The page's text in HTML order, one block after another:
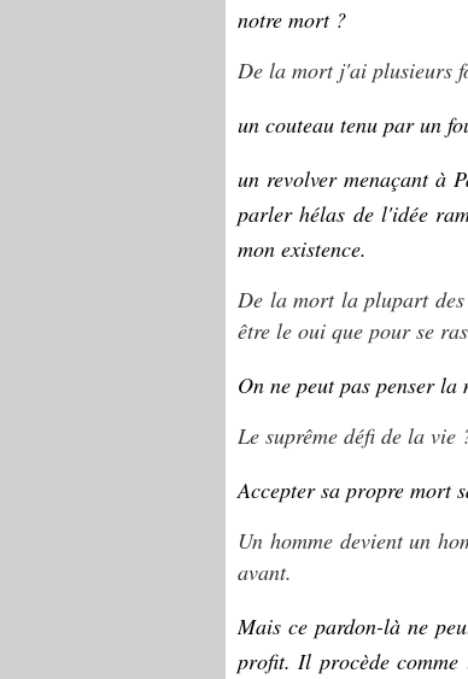
notre mort ?
De la mort j'ai plusieurs
un couteau tenu par un
un revolver menaçant à
parler hélas de l'idée
mon existence.
De la mort la plupart des
être le oui que pour se
On ne peut pas penser
Le suprême défi de la vie
Accepter sa propre mort
Un homme devient un
avant.
Mais ce pardon-là ne
profit. Il procède comme